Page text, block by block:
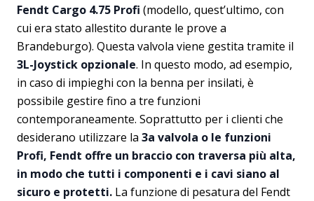
Fendt Cargo 4.75 Profi (modello, quest’ultimo, con
cui era stato allestito durante le prove a
Brandeburgo). Questa valvola viene gestita tramite il
3L-Joystick opzionale. In questo modo, ad esempio,
in caso di impieghi con la benna per insilati, è
possibile gestire fino a tre funzioni
contemporaneamente. Soprattutto per i clienti che
desiderano utilizzare la 3a valvola o le funzioni
Profi, Fendt offre un braccio con traversa più alta,
in modo che tutti i componenti e i cavi siano al
sicuro e protetti. La funzione di pesatura del Fendt